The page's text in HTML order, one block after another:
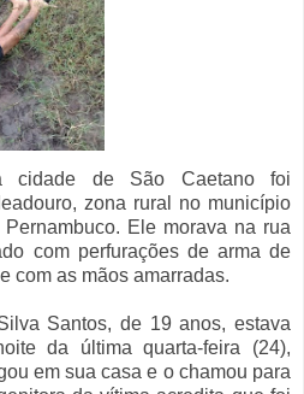
cidade de São Caetano foi
zona rural no município
Ele morava na rua
com perfurações de arma de
com as mãos amarradas.
Santos, de 19 anos, estava
da última quarta-feira (24),
em sua casa e o chamou para